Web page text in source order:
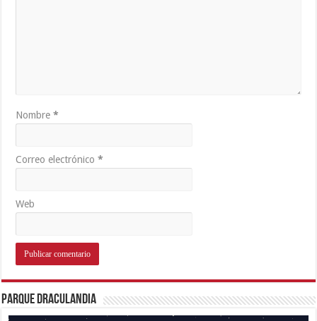
Nombre*
Correo electrónico*
Web
Parque Draculandia